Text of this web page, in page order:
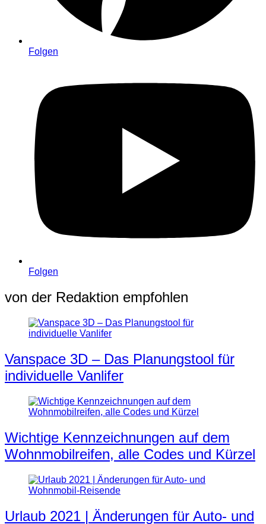
Folgen
Folgen
von der Redaktion empfohlen
Vanspace 3D – Das Planungstool für
individuelle Vanlifer
Wichtige Kennzeichnungen auf dem
Wohnmobilreifen, alle Codes und Kürzel
Urlaub 2021 | Änderungen für Auto- und